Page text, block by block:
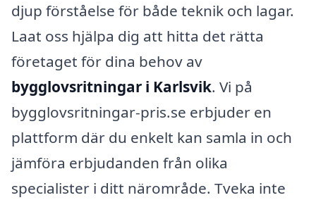
djup förståelse för både teknik och lagar.
Laat oss hjälpa dig att hitta det rätta
företaget för dina behov av
bygglovsritningar i Karlsvik. Vi på
bygglovsritningar-pris.se erbjuder en
plattform där du enkelt kan samla in och
jämföra erbjudanden från olika
specialister i ditt närområde. Tveka inte